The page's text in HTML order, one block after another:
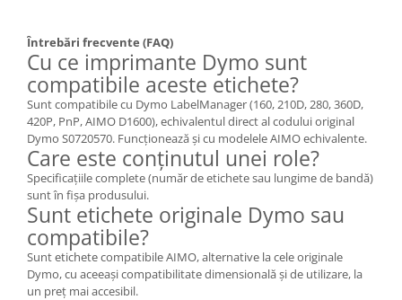
Întrebări frecvente (FAQ)
Cu ce imprimante Dymo sunt
compatibile aceste etichete?
Sunt compatibile cu Dymo LabelManager (160, 210D, 280, 360D,
420P, PnP, AIMO D1600), echivalentul direct al codului original
Dymo S0720570. Funcționează și cu modelele AIMO echivalente.
Care este conținutul unei role?
Specificațiile complete (număr de etichete sau lungime de bandă)
sunt în fișa produsului.
Sunt etichete originale Dymo sau
compatibile?
Sunt etichete compatibile AIMO, alternative la cele originale
Dymo, cu aceeași compatibilitate dimensională și de utilizare, la
un preț mai accesibil.